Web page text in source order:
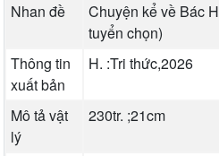
Nhan đề
Chuyện kể về Bác
tuyển chọn)
Thông tin
xuất bản
H. :Tri thức,2026
Mô tả vật
lý
230tr. ;21cm